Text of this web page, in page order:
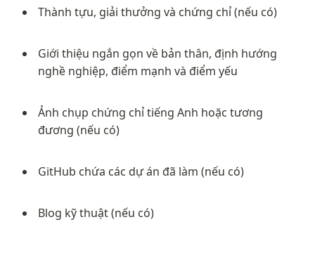
Thành tựu, giải thưởng và chứng chỉ (nếu có)
Giới thiệu ngắn gọn về bản thân, định hướng
nghề nghiệp, điểm mạnh và điểm yếu
Ảnh chụp chứng chỉ tiếng Anh hoặc tương
đương (nếu có)
GitHub chứa các dự án đã làm (nếu có)
Blog kỹ thuật (nếu có)